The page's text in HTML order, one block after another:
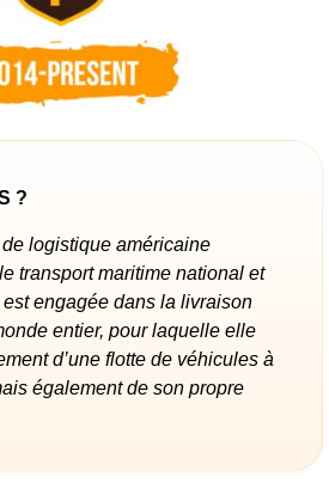
?
de logistique américaine
transport maritime national et
engagée dans la livraison
entier, pour laquelle elle
d’une flotte de véhicules à
également de son propre